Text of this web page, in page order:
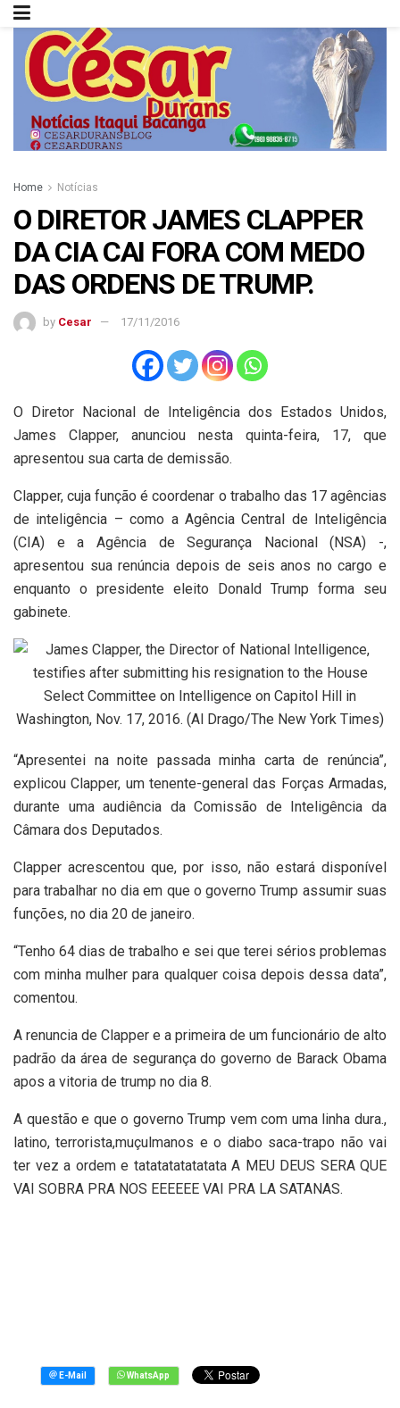
Home Notícias
O DIRETOR JAMES CLAPPER
DA CIA CAI FORA COM MEDO
DAS ORDENS DE TRUMP.
by Cesar 17/11/2016
O Diretor Nacional de Inteligência dos Estados Unidos,
James Clapper, anunciou nesta quinta-feira, 17, que
apresentou sua carta de demissão.
Clapper, cuja função é coordenar o trabalho das 17 agências
de inteligência – como a Agência Central de Inteligência
(CIA) e a Agência de Segurança Nacional (NSA) -,
apresentou sua renúncia depois de seis anos no cargo e
enquanto o presidente eleito Donald Trump forma seu
gabinete.
“Apresentei na noite passada minha carta de renúncia”,
explicou Clapper, um tenente-general das Forças Armadas,
durante uma audiência da Comissão de Inteligência da
Câmara dos Deputados.
Clapper acrescentou que, por isso, não estará disponível
para trabalhar no dia em que o governo Trump assumir suas
funções, no dia 20 de janeiro.
“Tenho 64 dias de trabalho e sei que terei sérios problemas
com minha mulher para qualquer coisa depois dessa data”,
comentou.
A renuncia de Clapper e a primeira de um funcionário de alto
padrão da área de segurança do governo de Barack Obama
apos a vitoria de trump no dia 8.
A questão e que o governo Trump vem com uma linha dura.,
latino, terrorista,muçulmanos e o diabo saca-trapo não vai
ter vez a ordem e tatatatatatatata A MEU DEUS SERA QUE
VAI SOBRA PRA NOS EEEEEE VAI PRA LA SATANAS.